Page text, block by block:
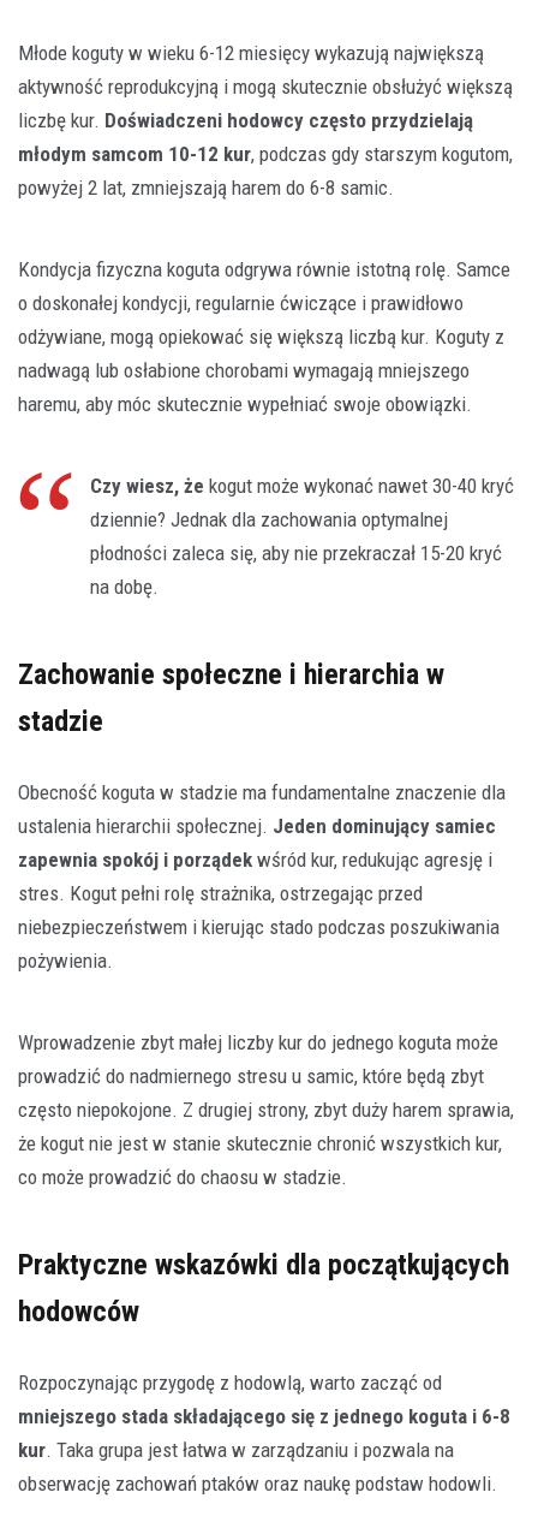
Młode koguty w wieku 6-12 miesięcy wykazują największą
aktywność reprodukcyjną i mogą skutecznie obsłużyć większą
liczbę kur. Doświadczeni hodowcy często przydzielają
młodym samcom 10-12 kur, podczas gdy starszym kogutom,
powyżej 2 lat, zmniejszają harem do 6-8 samic.
Kondycja fizyczna koguta odgrywa równie istotną rolę. Samce
o doskonałej kondycji, regularnie ćwiczące i prawidłowo
odżywiane, mogą opiekować się większą liczbą kur. Koguty z
nadwagą lub osłabione chorobami wymagają mniejszego
haremu, aby móc skutecznie wypełniać swoje obowiązki.
Czy wiesz, że kogut może wykonać nawet 30-40 kryć
dziennie? Jednak dla zachowania optymalnej
płodności zaleca się, aby nie przekraczał 15-20 kryć
na dobę.
Zachowanie społeczne i hierarchia w
stadzie
Obecność koguta w stadzie ma fundamentalne znaczenie dla
ustalenia hierarchii społecznej. Jeden dominujący samiec
zapewnia spokój i porządek wśród kur, redukując agresję i
stres. Kogut pełni rolę strażnika, ostrzegając przed
niebezpieczeństwem i kierując stado podczas poszukiwania
pożywienia.
Wprowadzenie zbyt małej liczby kur do jednego koguta może
prowadzić do nadmiernego stresu u samic, które będą zbyt
często niepokojone. Z drugiej strony, zbyt duży harem sprawia,
że kogut nie jest w stanie skutecznie chronić wszystkich kur,
co może prowadzić do chaosu w stadzie.
Praktyczne wskazówki dla początkujących
hodowców
Rozpoczynając przygodę z hodowlą, warto zacząć od
mniejszego stada składającego się z jednego koguta i 6-8
kur. Taka grupa jest łatwa w zarządzaniu i pozwala na
obserwację zachowań ptaków oraz naukę podstaw hodowli.